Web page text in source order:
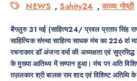
NEWS ,Sahity24 ,काव्य गोष्ठी
बेंगलुरु 31 मई (साहित्य24/ प्रवल प्रताप सिंह
साहित्यिक संस्था साहित्य साधक मंच का 226 वां
रचनाकार डॉ अंजना वर्मा की अध्यक्षता एवं
के मुख्या आतिथ्य में सम्पान हुआ। मंच पर अति
ग़ज़लकार श्री बालक राम शाद एवं विशिष्ट